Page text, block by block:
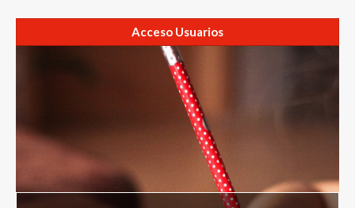
Academia
Programa de Inmersión Lingüística
Servicios Psicopedagógicos
Acceso Usuarios